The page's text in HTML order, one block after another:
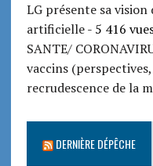
LG présente sa
artificielle- 5 416
SANTE/
vaccins
recrudescence de la
DERNIÈRE DÉPÊCHE